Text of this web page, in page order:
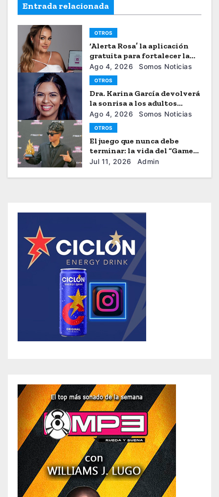
Entrada relacionada
OTROS
‘Alerta Rosa’ la aplicación
gratuita para fortalecer la
seguiridad de las mujeres
Ago 4, 2026 Somos Noticias
OTROS
Dra. Karina García devolverá
la sonrisa a los adultos
mayores
Ago 4, 2026 Somos Noticias
OTROS
El juego que nunca debe
terminar: la vida del “Gamer”
Brayhan Crazzy
Jul 11, 2026 Admin